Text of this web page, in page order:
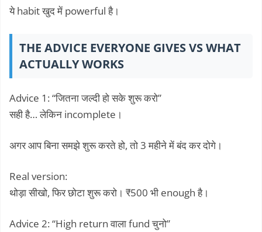
ये habit खुद में powerful है।
THE ADVICE EVERYONE GIVES VS WHAT
ACTUALLY WORKS
Advice 1: “जितना जल्दी हो सके शुरू करो”
सही है… लेकिन incomplete।
अगर आप बिना समझे शुरू करते हो, तो 3 महीने में बंद कर दोगे।
Real version:
थोड़ा सीखो, फिर छोटा शुरू करो। ₹500 भी enough है।
Advice 2: “High return वाला fund चुनो”